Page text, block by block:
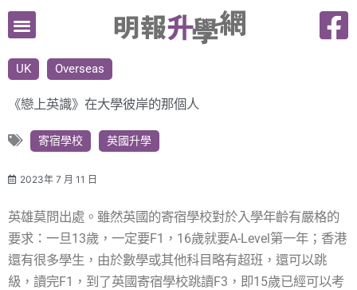
跳
要 UK Overseas
《戀上英識》在大學彼岸的那個人
寄宿學校 英國升學
2023年 7 月 11 日
英雄莫問出處。雖然英國的寄宿學校對於入學年齡有嚴格的
要求：一旦13歲，一定要F1，16歲就要A-Level第一年；香港
還有很多學生，由於數學或其他科目略有超班，還可以跳
級，讀完F1，到了英國寄宿學校跳讀F3，即15歲已經可以考